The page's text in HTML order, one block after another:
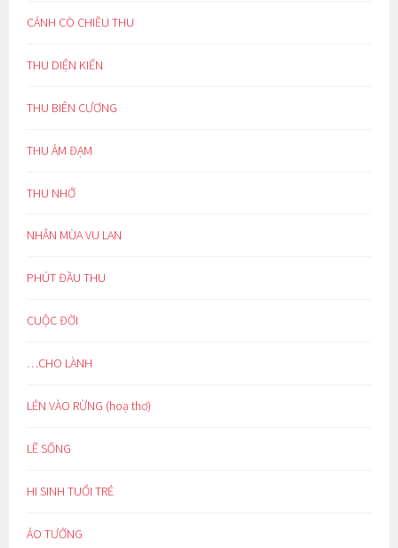
CÁNH CÒ CHIỀU THU
THU DIỆN KIẾN
THU BIÊN CƯƠNG
THU ẢM ĐẠM
THU NHỚ
NHÂN MÙA VU LAN
PHÚT ĐẦU THU
CUỘC ĐỜI
…CHO LÀNH
LẺN VÀO RỪNG (hoạ thơ)
LẼ SỐNG
HI SINH TUỔI TRẺ
ẢO TƯỞNG